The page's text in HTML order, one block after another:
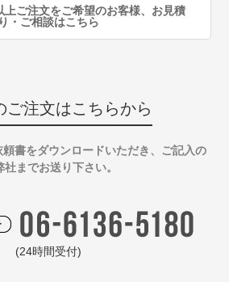
上ご注文をご希望のお客様、お見積
り・ご相談はこちら
ご注文はこちらから
書をダウンロードいただき、ご記入の
社までお送り下さい。
(24時間受付)